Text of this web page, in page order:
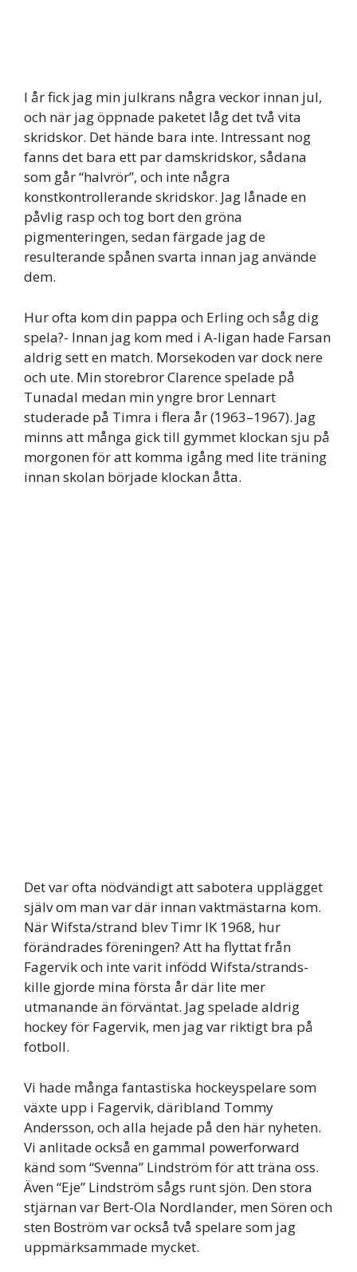
I år fick jag min julkrans några veckor innan jul,
och när jag öppnade paketet låg det två vita
skridskor. Det hände bara inte. Intressant nog
fanns det bara ett par damskridskor, sådana
som går “halvrör”, och inte några
konstkontrollerande skridskor. Jag lånade en
påvlig rasp och tog bort den gröna
pigmenteringen, sedan färgade jag de
resulterande spånen svarta innan jag använde
dem.
Hur ofta kom din pappa och Erling och såg dig
spela?- Innan jag kom med i A-ligan hade Farsan
aldrig sett en match. Morsekoden var dock nere
och ute. Min storebror Clarence spelade på
Tunadal medan min yngre bror Lennart
studerade på Timra i flera år (1963–1967). Jag
minns att många gick till gymmet klockan sju på
morgonen för att komma igång med lite träning
innan skolan började klockan åtta.
Det var ofta nödvändigt att sabotera upplägget
själv om man var där innan vaktmästarna kom.
När Wifsta/strand blev Timr IK 1968, hur
förändrades föreningen? Att ha flyttat från
Fagervik och inte varit infödd Wifsta/strands-
kille gjorde mina första år där lite mer
utmanande än förväntat. Jag spelade aldrig
hockey för Fagervik, men jag var riktigt bra på
fotboll.
Vi hade många fantastiska hockeyspelare som
växte upp i Fagervik, däribland Tommy
Andersson, och alla hejade på den här nyheten.
Vi anlitade också en gammal powerforward
känd som “Svenna” Lindström för att träna oss.
Även “Eje” Lindström sågs runt sjön. Den stora
stjärnan var Bert-Ola Nordlander, men Sören och
sten Boström var också två spelare som jag
uppmärksammade mycket.